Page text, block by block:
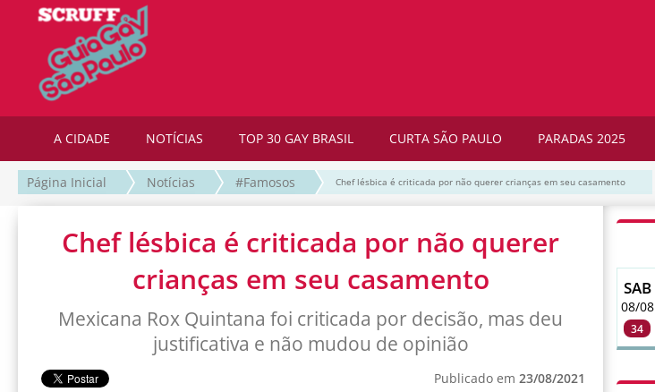
A CIDADE NOTÍCIAS TOP 30 GAY BRASIL CURTA SÃO PAULO PARADAS 2025
Página Inicial Notícias #Famosos Chef lésbica é criticada por não querer crianças em seu casamento
Chef lésbica é criticada por não querer
crianças em seu casamento
Mexicana Rox Quintana foi criticada por decisão, mas deu
justificativa e não mudou de opinião
Publicado em 23/08/2021
SAB
08/08
34